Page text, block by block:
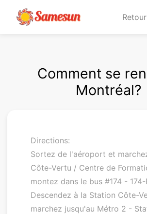
Comment se
Montréal?
Directions:
Sortez de l'aéroport et
Côte-Vertu / Centre de
montez dans le bus #174 - 174-
Descendez à la Station Côte-
marchez jusqu'au Métro 2 -